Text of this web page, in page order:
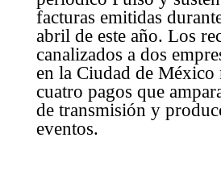
facturas emitidas
abril de este año. Los
canalizados a dos
en la Ciudad de México
cuatro pagos que
de transmisión y
eventos.